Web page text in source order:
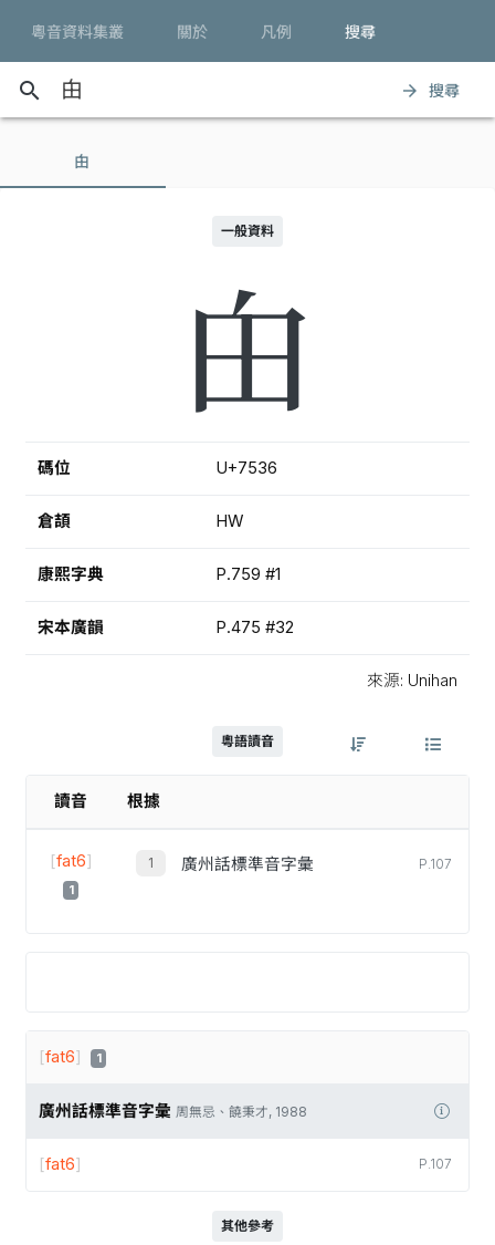
粵音資料集叢 關於 凡例 搜尋
search arrow_forward 搜尋
甶
一般資料
甶
碼位 U+7536
倉頡 HW
康熙字典 P.759 #1
宋本廣韻 P.475 #32
來源: Unihan
粵語讀音
讀音 根據
[fat6]
1
廣州話標準音字彙 P.107
[fat6] 1
廣州話標準音字彙 周無忌、饒秉才, 1988
P.107
[fat6]
其他參考